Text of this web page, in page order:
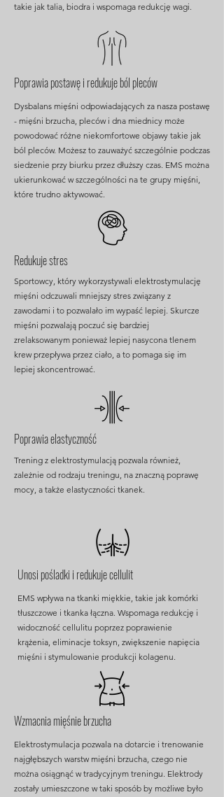
takie jak talia, biodra i wspomaga redukcję wagi.
Poprawia postawę i redukuje ból pleców
Dysbalans mięśni odpowiadających za nasza postawę
- mięśni brzucha, pleców i dna miednicy może
powodować różne niekomfortowe objawy takie jak
ból pleców. Możesz to zauważyć szczególnie podczas
siedzenie przy biurku przez dłuższy czas. EMS można
ukierunkować w szczególności na te grupy mięśni,
które trudno aktywować.
Redukuje stres
Sportowcy, który wykorzystywali elektrostymulację
mięśni odczuwali mniejszy stres związany z
zawodami i to pozwalało im wypaść lepiej. Skurcze
mięśni pozwalają poczuć się bardziej
zrelaksowanym ponieważ lepiej nasycona tlenem
krew przepływa przez ciało, a to pomaga się im
lepiej skoncentrować.
Poprawia elastyczność
Trening z elektrostymulacją pozwala również,
zależnie od rodzaju treningu, na znaczną poprawę
mocy, a także elastyczności tkanek.
Unosi pośladki i redukuje cellulit
EMS wpływa na tkanki miękkie, takie jak komórki
tłuszczowe i tkanka łączna. Wspomaga redukcję i
widoczność cellulitu poprzez poprawienie
krążenia, eliminacje toksyn, zwiększenie napięcia
mięśni i stymulowanie produkcji kolagenu.
Wzmacnia mięśnie brzucha
Elektrostymulacja pozwala na dotarcie i trenowanie
najgłębszych warstw mięśni brzucha, czego nie
można osiągnąć w tradycyjnym treningu. Elektrody
zostały umieszczone w taki sposób by możliwe było